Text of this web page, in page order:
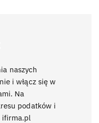
naszych
i włącz się w
Na
podatków i
ifirma.pl